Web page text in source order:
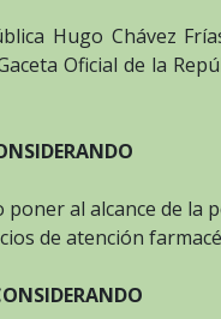
Hugo Chávez
Oficial de la
al alcance de la
de atención